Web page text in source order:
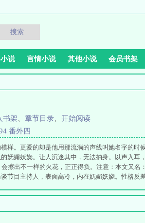
搜索
说 言情小说 其他小说 会员书架
书架 章节目录
开始阅读
番外四
样。更爱的却是他用那流淌的声线叫她名字的时
妩媚妖娆。让人沉迷其中，无法抽身。以声入耳
擦出不一样的火花，正正得负。注意：本文又名
节目主持人，表面高冷，内在妩媚妖娆。性格反
！